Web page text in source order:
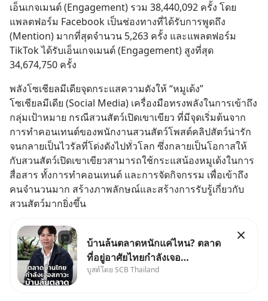
เอ็นเกจเมนต์ (Engagement) รวม 38,440,092 ครั้ง โดย
แพลตฟอร์ม Facebook เป็นช่องทางที่ได้รับการพูดถึง
(Mention) มากที่สุดจำนวน 5,263 ครั้ง และแพลตฟอร์ม
TikTok ได้รับเอ็นเกจเมนต์ (Engagement) สูงที่สุด
34,674,750 ครั้ง
พลังโซเชียลมีเดียจุดกระแสความดังให้ “หมูเด้ง”
โซเชียลมีเดีย (Social Media) เครื่องมือทรงพลังในการเข้าถึง
กลุ่มเป้าหมาย กรณีสวนสัตว์เปิดเขาเขียว ที่มีจุดเริ่มต้นจาก
การทำคอนเทนต์ของพนักงานสวนสัตว์โพสต์คลิปสัตว์น่ารัก
จนกลายเป็นไวรัลที่โด่งดังไปทั่วโลก ซึ่งกลายเป็นโอกาสให้
กับสวนสัตว์เปิดเขาเขียวสามารถใช้กระแสน้องหมูเด้งในการ
สื่อสาร ทั้งการทำคอนเทนต์ และการจัดกิจกรรม เพื่อเข้าถึง
คนจำนวนมาก สร้างภาพลักษณ์และสร้างการรับรู้เกี่ยวกับ
สวนสัตว์มากยิ่งขึ้น
บ้านล้นตลาดหนักแค่ไหน? ตลาด
ที่อยู่อาศัยไทยกำลังเจอ
Oversupply หนักกว่าที่คิด และ
บูสต์โดย SCB Thailand